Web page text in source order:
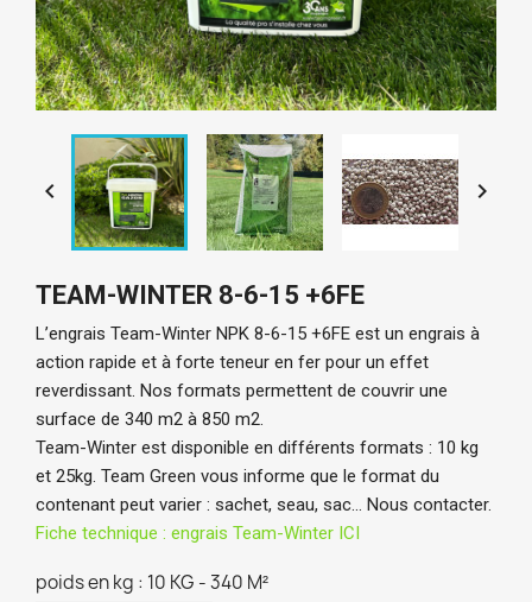
 
TEAM-WINTER 8-6-15 +6FE
L’engrais Team-Winter NPK 8-6-15 +6FE est un engrais à
action rapide et à forte teneur en fer pour un effet
reverdissant. Nos formats permettent de couvrir une
surface de 340 m2 à 850 m2.
Team-Winter est disponible en différents formats : 10 kg
et 25kg. Team Green vous informe que le format du
contenant peut varier : sachet, seau, sac… Nous contacter.
Fiche technique : engrais Team-Winter ICI
poids en kg : 10 KG - 340 M²